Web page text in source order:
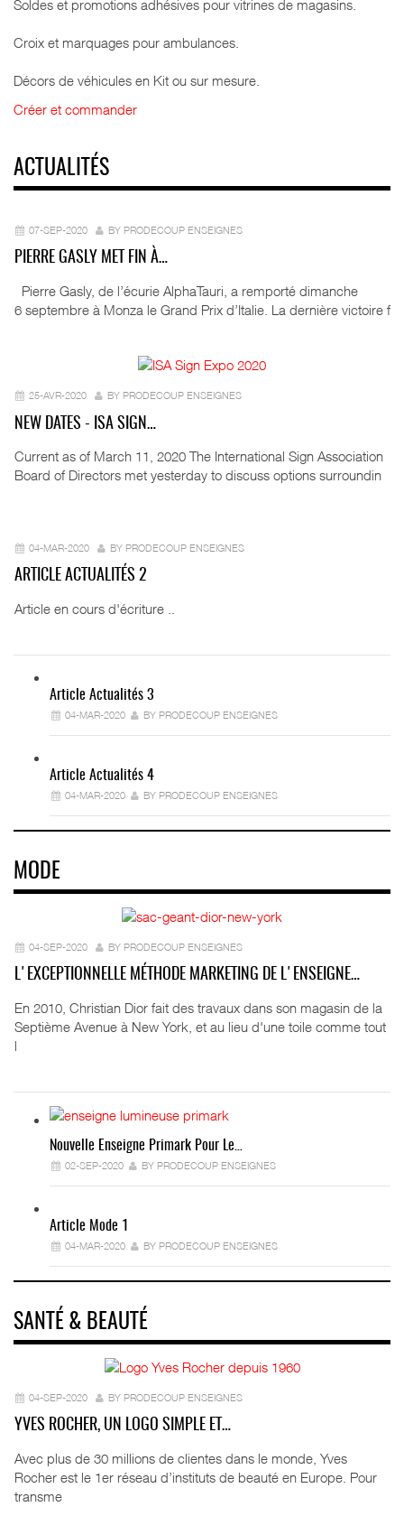
Soldes et promotions adhésives pour vitrines de magasins.
Croix et marquages pour ambulances.
Décors de véhicules en Kit ou sur mesure.
Créer et commander
ACTUALITÉS
07-SEP-2020 BY PRODECOUP ENSEIGNES
PIERRE GASLY MET FIN À…
Pierre Gasly, de l’écurie AlphaTauri, a remporté dimanche
6 septembre à Monza le Grand Prix d’Italie. La dernière victoire f
25-AVR-2020 BY PRODECOUP ENSEIGNES
NEW DATES - ISA SIGN…
Current as of March 11, 2020 The International Sign Association
Board of Directors met yesterday to discuss options surroundin
04-MAR-2020 BY PRODECOUP ENSEIGNES
ARTICLE ACTUALITÉS 2
Article en cours d'écriture ..
Article Actualités 3
04-MAR-2020 BY PRODECOUP ENSEIGNES
Article Actualités 4
04-MAR-2020 BY PRODECOUP ENSEIGNES
MODE
04-SEP-2020 BY PRODECOUP ENSEIGNES
L'EXCEPTIONNELLE MÉTHODE MARKETING DE L'ENSEIGNE…
En 2010, Christian Dior fait des travaux dans son magasin de la
Septième Avenue à New York, et au lieu d'une toile comme tout
l
Nouvelle Enseigne Primark Pour Le…
02-SEP-2020 BY PRODECOUP ENSEIGNES
Article Mode 1
04-MAR-2020 BY PRODECOUP ENSEIGNES
SANTÉ & BEAUTÉ
04-SEP-2020 BY PRODECOUP ENSEIGNES
YVES ROCHER, UN LOGO SIMPLE ET…
Avec plus de 30 millions de clientes dans le monde, Yves
Rocher est le 1er réseau d’instituts de beauté en Europe. Pour
transme